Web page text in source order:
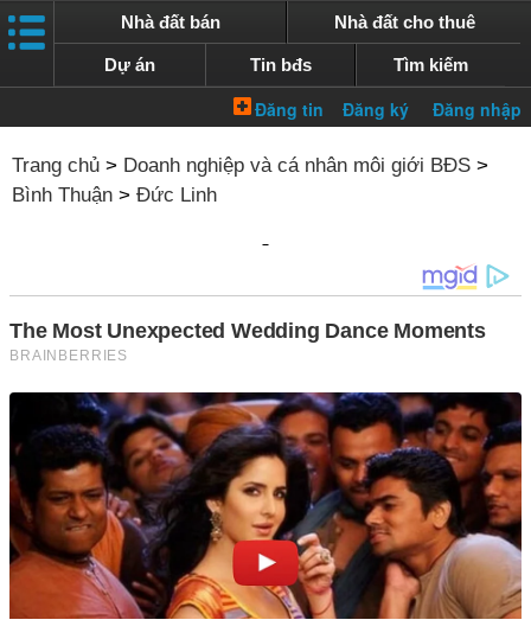
Nhà đất bán Nhà đất cho thuê
Dự án Tin bđs Tìm kiếm
Trang chủ > Doanh nghiệp và cá nhân môi giới BĐS >
Bình Thuận > Đức Linh